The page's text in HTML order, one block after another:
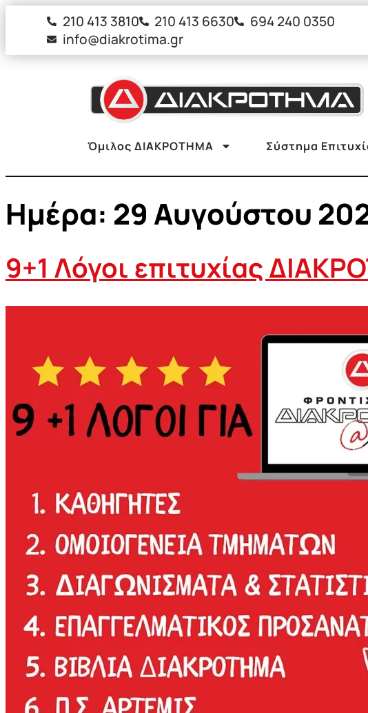
στο
περιεχόμενο210 413 3810 210 413 6630
694 240 0350
info@diakrotima.gr
Όμιλος ΔΙΑΚΡΟΤΗΜΑ Σύστημα
Ημέρα: 29 Αυγούστου
9+1 Λόγοι επιτυχίας